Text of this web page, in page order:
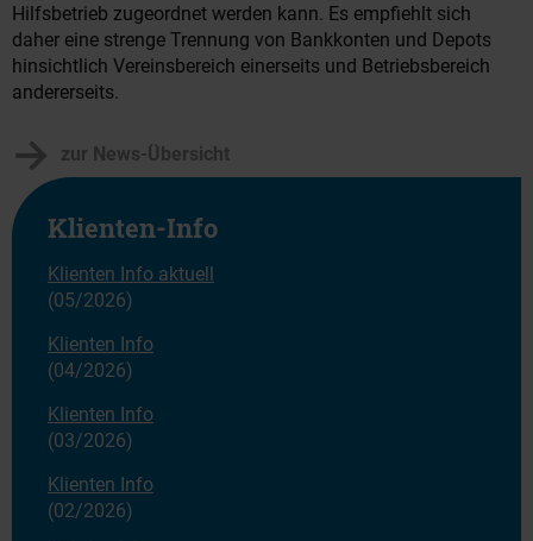
Hilfsbetrieb zugeordnet werden kann. Es empfiehlt sich
daher eine strenge Trennung von Bankkonten und Depots
hinsichtlich Vereinsbereich einerseits und Betriebsbereich
andererseits.
zur News-Übersicht
Klienten-Info
Klienten Info aktuell
(05/2026)
Klienten Info
(04/2026)
Klienten Info
(03/2026)
Klienten Info
(02/2026)